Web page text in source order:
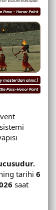
tarihi 6
saat